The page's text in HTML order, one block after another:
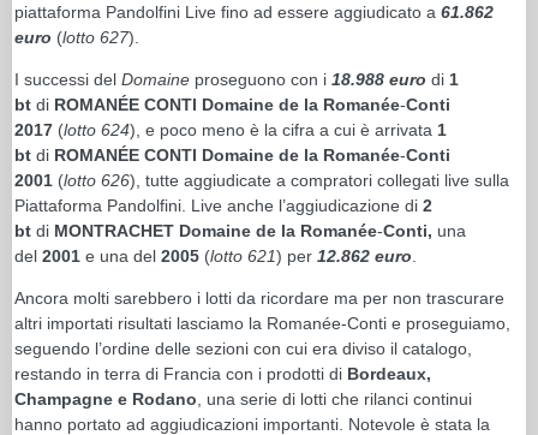
piattaforma Pandolfini Live fino ad essere aggiudicato a 61.862
euro (lotto 627).
I successi del Domaine proseguono con i 18.988 euro di 1
bt di ROMANÉE CONTI Domaine de la Romanée-Conti
2017 (lotto 624), e poco meno è la cifra a cui è arrivata 1
bt di ROMANÉE CONTI Domaine de la Romanée-Conti
2001 (lotto 626), tutte aggiudicate a compratori collegati live sulla
Piattaforma Pandolfini. Live anche l’aggiudicazione di 2
bt di MONTRACHET Domaine de la Romanée-Conti, una
del 2001 e una del 2005 (lotto 621) per 12.862 euro
Ancora molti sarebbero i lotti da ricordare ma per non trascurare
altri importati risultati lasciamo la Romanée-Conti e proseguiamo,
seguendo l’ordine delle sezioni con cui era diviso il catalogo,
restando in terra di Francia con i prodotti di Bordeaux,
Champagne e Rodano , una serie di lotti che rilanci continui
hanno portato ad aggiudicazioni importanti. Notevole è stata la